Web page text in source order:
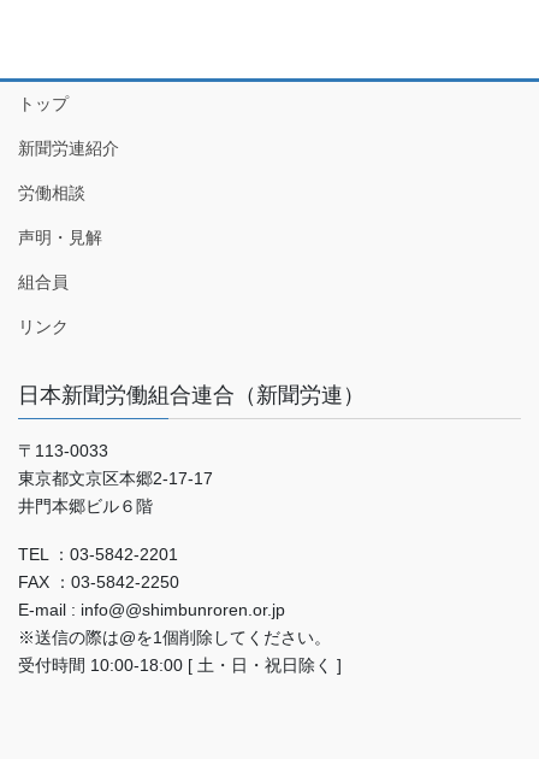
トップ
新聞労連紹介
労働相談
声明・見解
組合員
リンク
日本新聞労働組合連合（新聞労連）
〒113-0033
東京都文京区本郷2-17-17
井門本郷ビル６階
TEL ：03-5842-2201
FAX ：03-5842-2250
E-mail : info@@shimbunroren.or.jp
※送信の際は@を1個削除してください。
受付時間 10:00-18:00 [ 土・日・祝日除く ]